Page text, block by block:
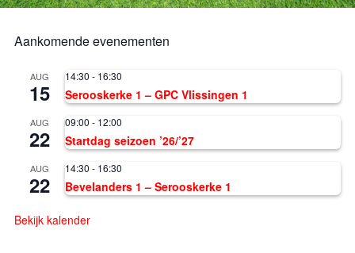
Aankomende evenementen
AUG
15
14:30 - 16:30
Serooskerke 1 – GPC Vlissingen 1
AUG
22
09:00 - 12:00
Startdag seizoen ’26/’27
AUG
22
14:30 - 16:30
Bevelanders 1 – Serooskerke 1
Bekijk kalender